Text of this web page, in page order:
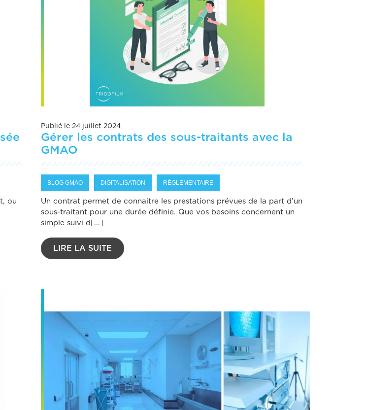
ou
Publié le 24 juillet 2024
Gérer les contrats des sous-traitants avec la
GMAO
BLOG GMAO DIGITALISATION RÉGLEMENTAIRE
Un contrat permet de connaitre les prestations prévues de la part d’un
sous-traitant pour une durée définie. Que vos besoins concernent un
simple suivi d[...]
LIRE LA SUITE